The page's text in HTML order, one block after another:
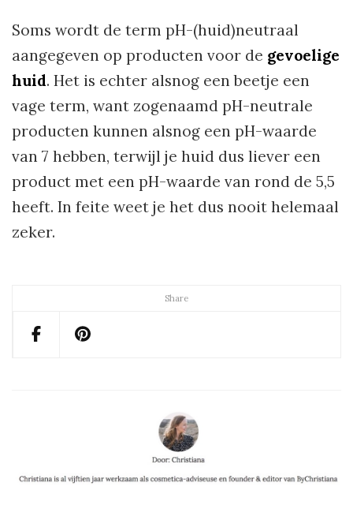
Share
Soms wordt de term pH-(huid)neutraal
aangegeven op producten voor de gevoelige
huid. Het is echter alsnog een beetje een
vage term, want zogenaamd pH-neutrale
producten kunnen alsnog een pH-waarde
van 7 hebben, terwijl je huid dus liever een
product met een pH-waarde van rond de 5,5
heeft. In feite weet je het dus nooit helemaal
zeker.